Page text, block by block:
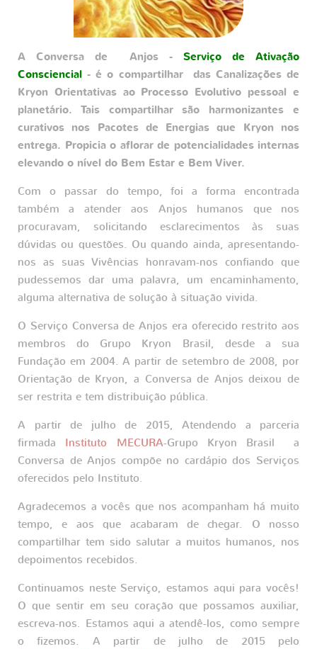
A Conversa de Anjos - Serviço de Ativação
Consciencial - é o compartilhar das Canalizações de
Kryon Orientativas ao Processo Evolutivo pessoal e
planetário. Tais compartilhar são harmonizantes e
curativos nos Pacotes de Energias que Kryon nos
entrega. Propicia o aflorar de potencialidades internas
elevando o nível do Bem Estar e Bem Viver.
Com o passar do tempo, foi a forma encontrada
também a atender aos Anjos humanos que nos
procuravam, solicitando esclarecimentos às suas
dúvidas ou questões. Ou quando ainda, apresentando-
nos as suas Vivências honravam-nos confiando que
pudessemos dar uma palavra, um encaminhamento,
alguma alternativa de solução à situação vivida.
O Serviço Conversa de Anjos era oferecido restrito aos
membros do Grupo Kryon Brasil, desde a sua
Fundação em 2004. A partir de setembro de 2008, por
Orientação de Kryon, a Conversa de Anjos deixou de
ser restrita e tem distribuição pública.
A partir de julho de 2015, Atendendo a parceria
firmada Instituto MECURA-Grupo Kryon Brasil a
Conversa de Anjos compõe no cardápio dos Serviços
oferecidos pelo Instituto.
Agradecemos a vocês que nos acompanham há muito
tempo, e aos que acabaram de chegar. O nosso
compartilhar tem sido salutar a muitos humanos, nos
depoimentos recebidos.
Continuamos neste Serviço, estamos aqui para vocês!
O que sentir em seu coração que possamos auxiliar,
escreva-nos. Estamos aqui a atendê-los, como sempre
o fizemos. A partir de julho de 2015 pelo